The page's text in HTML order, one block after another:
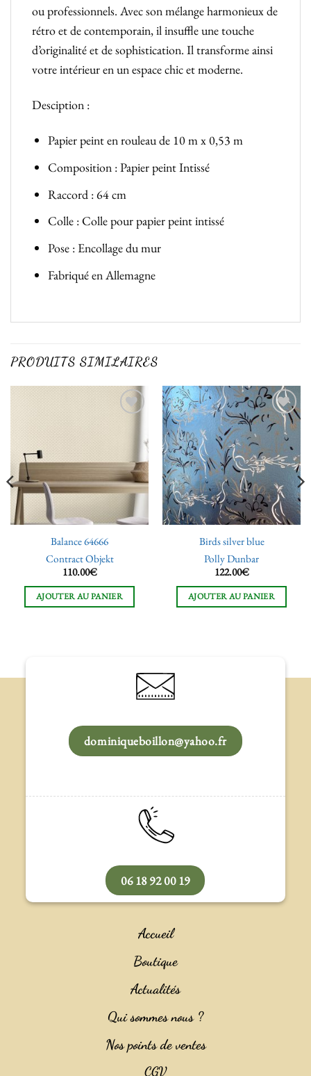
ou professionnels. Avec son mélange harmonieux de
rétro et de contemporain, il insuffle une touche
d’originalité et de sophistication. Il transforme ainsi
votre intérieur en un espace chic et moderne.
Desciption :
Papier peint en rouleau de 10 m x 0,53 m
Composition : Papier peint Intissé
Raccord : 64 cm
Colle : Colle pour papier peint intissé
Pose : Encollage du mur
Fabriqué en Allemagne
PRODUITS SIMILAIRES
souhaits
Balance 64666
Contract Objekt
110.00€
AJOUTER AU PANIER
Ajouter
à la liste
souhaits
Birds silver blue
Polly Dunbar
122.00€
AJOUTER AU PANIER
dominiqueboillon@yahoo.fr
06 18 92 00 19
Accueil
Boutique
Actualités
Qui sommes nous ?
Nos points de ventes
CGV